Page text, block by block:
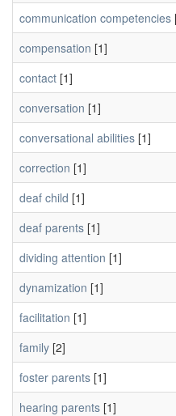
communication competencies
compensation [1]
contact [1]
conversation [1]
conversational abilities [1]
correction [1]
deaf child [1]
deaf parents [1]
dividing attention [1]
dynamization [1]
facilitation [1]
family [2]
foster parents [1]
hearing parents [1]